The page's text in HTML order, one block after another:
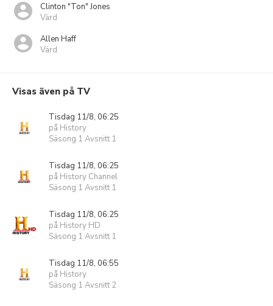
Clinton "Ton" Jones
Värd
Allen Haff
Värd
Visas även på TV
Tisdag 11/8, 06:25
på History
Säsong 1 Avsnitt 1
Tisdag 11/8, 06:25
på History Channel
Säsong 1 Avsnitt 1
Tisdag 11/8, 06:25
på History HD
Säsong 1 Avsnitt 1
Tisdag 11/8, 06:55
på History
Säsong 1 Avsnitt 2